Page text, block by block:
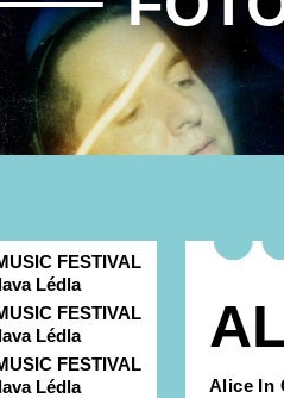
FESTIVAL
Lédla
FESTIVAL
Lédla
FESTIVAL
Lédla
Alice In